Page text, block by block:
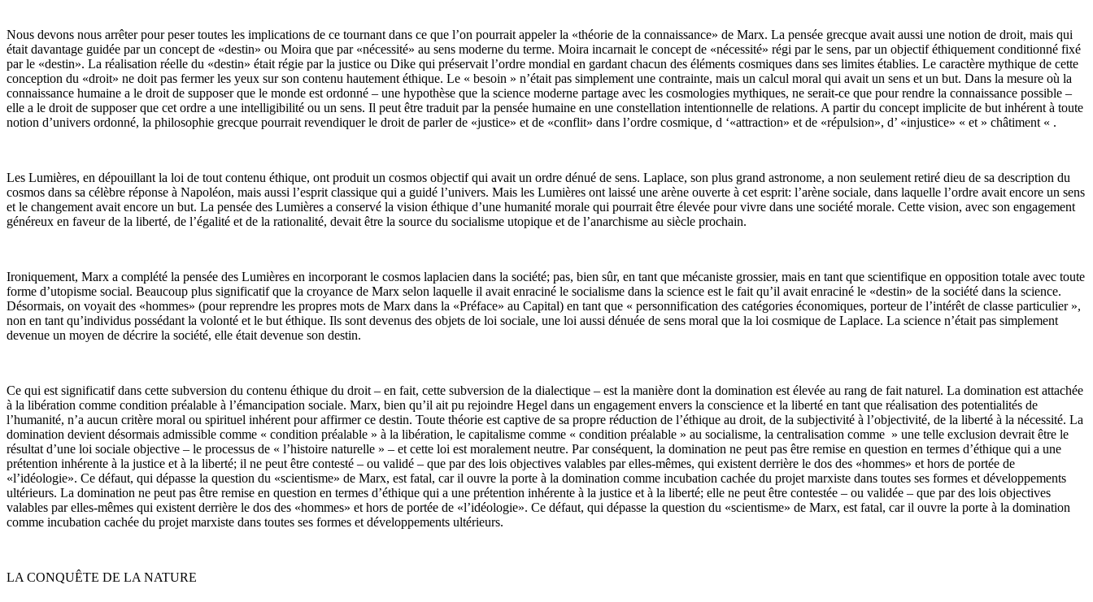
Nous devons nous arrêter pour peser toutes les implications de ce tournant dans ce que l’on pourrait appeler la «théorie de la connaissance» de Marx. La pensée grecque avait aussi une notion de droit, mais qui
était davantage guidée par un concept de «destin» ou Moira que par «nécessité» au sens moderne du terme. Moira incarnait le concept de «nécessité» régi par le sens, par un objectif éthiquement conditionné fixé
par le «destin». La réalisation réelle du «destin» était régie par la justice ou Dike qui préservait l’ordre mondial en gardant chacun des éléments cosmiques dans ses limites établies. Le caractère mythique de cette
conception du «droit» ne doit pas fermer les yeux sur son contenu hautement éthique. Le « besoin » n’était pas simplement une contrainte, mais un calcul moral qui avait un sens et un but. Dans la mesure où la
connaissance humaine a le droit de supposer que le monde est ordonné – une hypothèse que la science moderne partage avec les cosmologies mythiques, ne serait-ce que pour rendre la connaissance possible –
elle a le droit de supposer que cet ordre a une intelligibilité ou un sens. Il peut être traduit par la pensée humaine en une constellation intentionnelle de relations. A partir du concept implicite de but inhérent à toute
notion d’univers ordonné, la philosophie grecque pourrait revendiquer le droit de parler de «justice» et de «conflit» dans l’ordre cosmique, d ‘«attraction» et de «répulsion», d’ «injustice» « et » châtiment « .
Les Lumières, en dépouillant la loi de tout contenu éthique, ont produit un cosmos objectif qui avait un ordre dénué de sens. Laplace, son plus grand astronome, a non seulement retiré dieu de sa description du
cosmos dans sa célèbre réponse à Napoléon, mais aussi l’esprit classique qui a guidé l’univers. Mais les Lumières ont laissé une arène ouverte à cet esprit: l’arène sociale, dans laquelle l’ordre avait encore un sens
et le changement avait encore un but. La pensée des Lumières a conservé la vision éthique d’une humanité morale qui pourrait être élevée pour vivre dans une société morale. Cette vision, avec son engagement
généreux en faveur de la liberté, de l’égalité et de la rationalité, devait être la source du socialisme utopique et de l’anarchisme au siècle prochain.
Ironiquement, Marx a complété la pensée des Lumières en incorporant le cosmos laplacien dans la société; pas, bien sûr, en tant que mécaniste grossier, mais en tant que scientifique en opposition totale avec toute
forme d’utopisme social. Beaucoup plus significatif que la croyance de Marx selon laquelle il avait enraciné le socialisme dans la science est le fait qu’il avait enraciné le «destin» de la société dans la science.
Désormais, on voyait des «hommes» (pour reprendre les propres mots de Marx dans la «Préface» au Capital) en tant que « personnification des catégories économiques, porteur de l’intérêt de classe particulier »,
non en tant qu’individus possédant la volonté et le but éthique. Ils sont devenus des objets de loi sociale, une loi aussi dénuée de sens moral que la loi cosmique de Laplace. La science n’était pas simplement
devenue un moyen de décrire la société, elle était devenue son destin.
Ce qui est significatif dans cette subversion du contenu éthique du droit – en fait, cette subversion de la dialectique – est la manière dont la domination est élevée au rang de fait naturel. La domination est attachée
à la libération comme condition préalable à l’émancipation sociale. Marx, bien qu’il ait pu rejoindre Hegel dans un engagement envers la conscience et la liberté en tant que réalisation des potentialités de
l’humanité, n’a aucun critère moral ou spirituel inhérent pour affirmer ce destin. Toute théorie est captive de sa propre réduction de l’éthique au droit, de la subjectivité à l’objectivité, de la liberté à la nécessité. La
domination devient désormais admissible comme « condition préalable » à la libération, le capitalisme comme « condition préalable » au socialisme, la centralisation comme » une telle exclusion devrait être le
résultat d’une loi sociale objective – le processus de « l’histoire naturelle » – et cette loi est moralement neutre. Par conséquent, la domination ne peut pas être remise en question en termes d’éthique qui a une
prétention inhérente à la justice et à la liberté; il ne peut être contesté – ou validé – que par des lois objectives valables par elles-mêmes, qui existent derrière le dos des «hommes» et hors de portée de
«l’idéologie». Ce défaut, qui dépasse la question du «scientisme» de Marx, est fatal, car il ouvre la porte à la domination comme incubation cachée du projet marxiste dans toutes ses formes et développements
ultérieurs. La domination ne peut pas être remise en question en termes d’éthique qui a une prétention inhérente à la justice et à la liberté; elle ne peut être contestée – ou validée – que par des lois objectives
valables par elles-mêmes qui existent derrière le dos des «hommes» et hors de portée de «l’idéologie». Ce défaut, qui dépasse la question du «scientisme» de Marx, est fatal, car il ouvre la porte à la domination
comme incubation cachée du projet marxiste dans toutes ses formes et développements ultérieurs.
LA CONQUÊTE DE LA NATURE